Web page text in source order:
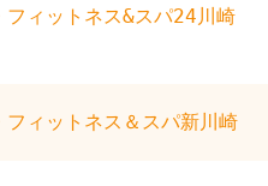
フィットネス&スパ24川崎
フィットネス＆スパ新川崎